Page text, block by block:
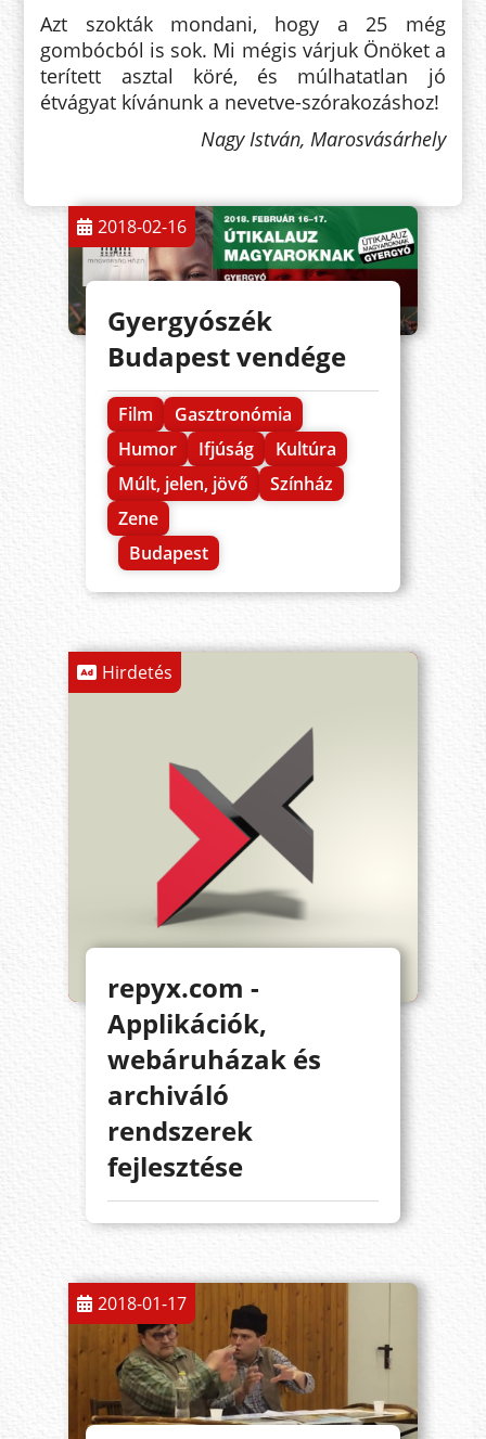
Azt szokták mondani, hogy a 25 még
gombócból is sok. Mi mégis várjuk Önöket a
terített asztal köré, és múlhatatlan jó
étvágyat kívánunk a nevetve-szórakozáshoz!
Nagy István, Marosvásárhely
2018-02-16
Gyergyószék
Budapest vendége
Film
Gasztronómia
Humor
Ifjúság
Kultúra
Múlt, jelen, jövő
Színház
Zene
Budapest
Hirdetés
repyx.com -
Applikációk,
webáruházak és
archiváló
rendszerek
fejlesztése
2018-01-17